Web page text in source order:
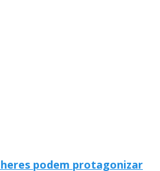
podem protagonizar